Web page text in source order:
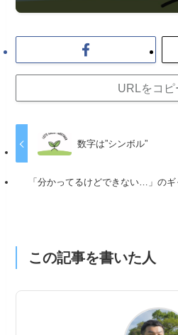
URLをコピ
数字は”シンボル”
「分かってるけどできない…」の
この記事を書いた人